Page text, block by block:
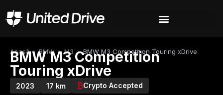
Acasă › BMW › M3 › BMW M3 Competition Touring xDrive
BMW M3 Competition
Touring xDrive
2023 17 km Crypto Accepted